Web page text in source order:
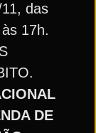
das
17h.
DE